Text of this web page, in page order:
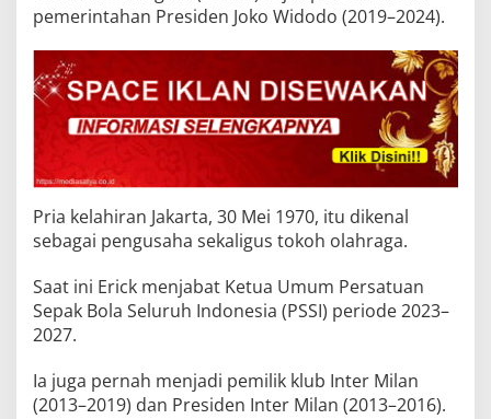
pemerintahan Presiden Joko Widodo (2019–2024).
Pria kelahiran Jakarta, 30 Mei 1970, itu dikenal
sebagai pengusaha sekaligus tokoh olahraga.
Saat ini Erick menjabat Ketua Umum Persatuan
Sepak Bola Seluruh Indonesia (PSSI) periode 2023–
2027.
Ia juga pernah menjadi pemilik klub Inter Milan
(2013–2019) dan Presiden Inter Milan (2013–2016).